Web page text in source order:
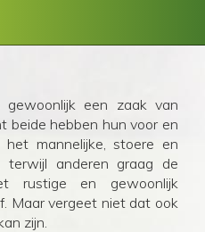
een zaak van
beide hebben hun voor en
mannelijke, stoere en
anderen graag de
rustige en gewoonlijk
Maar vergeet niet dat ook
zijn.